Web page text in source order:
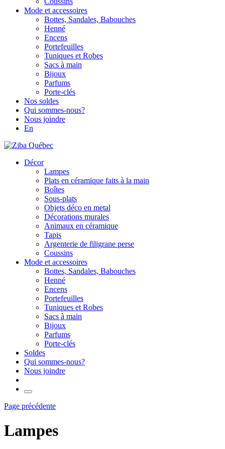
Mode et accessoires
Bottes, Sandales, Babouches
Henné
Encens
Portefeuilles
Tuniques et Robes
Sacs à main
Bijoux
Parfums
Porte-clés
Nos soldes
Qui sommes-nous?
Nous joindre
En
Décor
Lampes
Plats en céramique faits à la main
Boîtes
Sous-plats
Objets déco en metal
Décorations murales
Animaux en céramique
Tapis
Argenterie de filigrane perse
Coussins
Mode et accessoires
Bottes, Sandales, Babouches
Henné
Encens
Portefeuilles
Tuniques et Robes
Sacs à main
Bijoux
Parfums
Porte-clés
Soldes
Qui sommes-nous?
Nous joindre
Page précédente
Lampes